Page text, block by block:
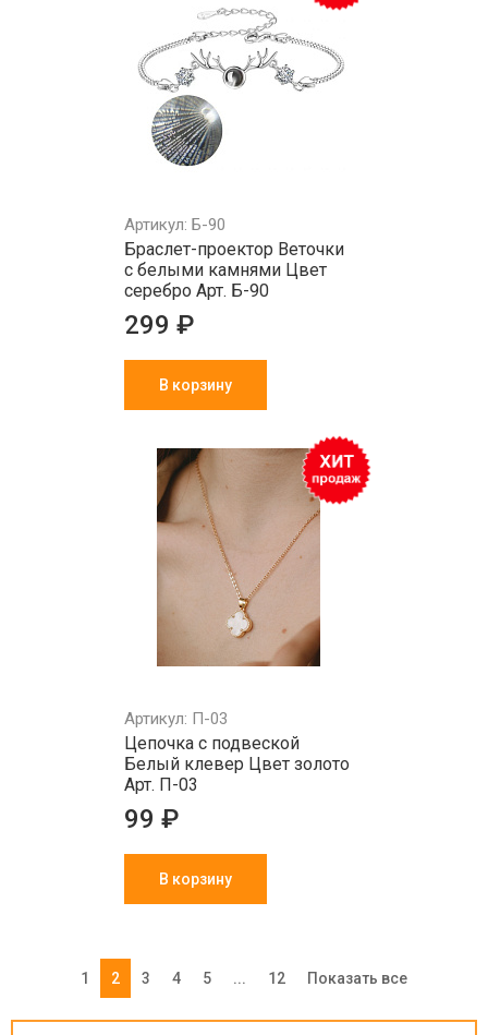
Артикул: Б-90
Браслет-проектор Веточки
с белыми камнями Цвет
серебро Арт. Б-90
299 ₽
В корзину
Артикул: П-03
Цепочка с подвеской
Белый клевер Цвет золото
Арт. П-03
99 ₽
В корзину
1 2 3 4 5 ... 12 Показать все